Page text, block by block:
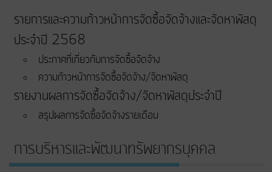
รายการและความก้าวหน้าการจัดซื้อจัดจ้างและจัดหาพัสดุ
ประจำปี 2568
ประกาศที่เกี่ยวกับการจัดซื้อจัดจ้าง
ความก้าวหน้าการจัดซื้อจัดจ้าง/จัดหาพัสดุ
รายงานผลการจัดซื้อจัดจ้าง/จัดหาพัสดุประจำปี
สรุปผลการจัดซื้อจัดจ้างรายเดือน
การบริหารและพัฒนาทรัพยากรบุคคล